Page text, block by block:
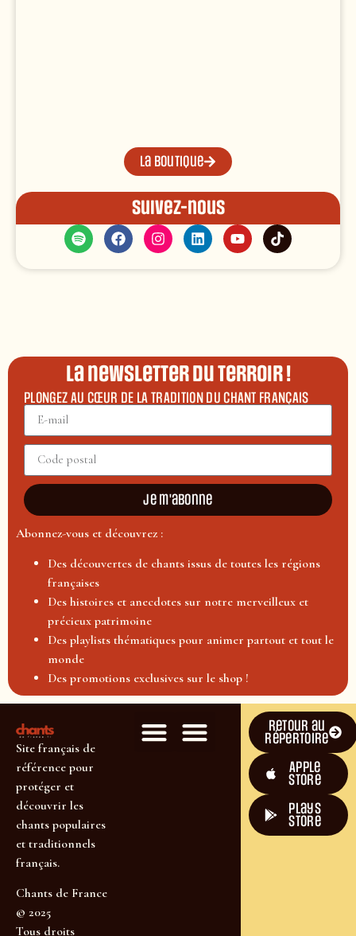
La boutique
Suivez-nous
La newsletter du terroir !
PLONGEZ AU CŒUR DE LA TRADITION DU CHANT FRANÇAIS
Je m'abonne
Abonnez-vous et découvrez :
Des découvertes de chants issus de toutes les régions
françaises
Des histoires et anecdotes sur notre merveilleux et
précieux patrimoine
Des playlists thématiques pour animer partout et tout le
monde
Des promotions exclusives sur le shop !
Site français de
référence pour
protéger et
découvrir les
chants populaires
et traditionnels
français.
Chants de France
© 2025
Tous droits
Retour au
répertoire
Apple
Store
plays
store